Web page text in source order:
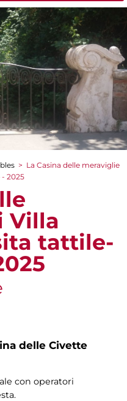
> La Casina delle meraviglie
2025
Villa
tattile-
delle Civette
con operatori